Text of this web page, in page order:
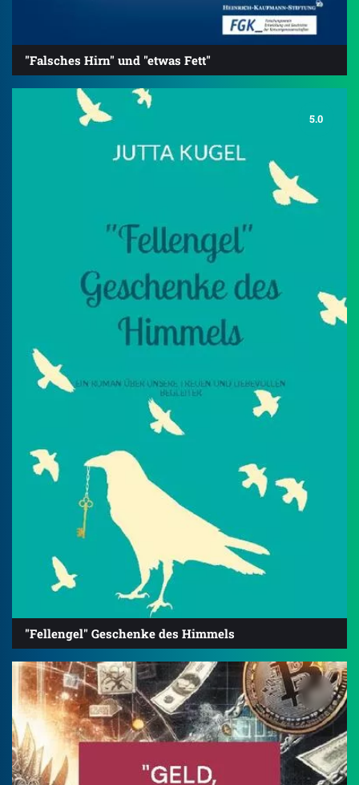
"Falsches Hirn" und "etwas Fett"
5.0
"Fellengel" Geschenke des Himmels